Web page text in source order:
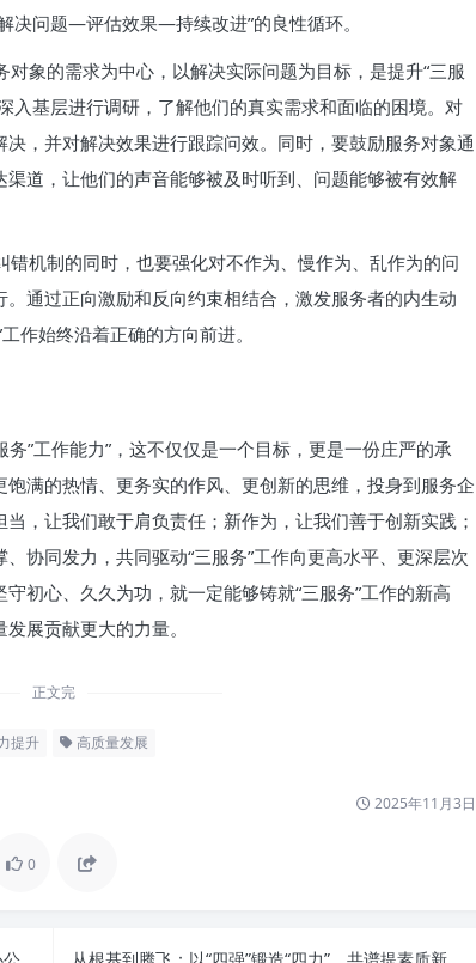
决问题—评估效果—持续改进”的良性循环。
象的需求为中心，以解决实际问题为目标，是提升“三服
入基层进行调研，了解他们的真实需求和面临的困境。对
，并对解决效果进行跟踪问效。同时，要鼓励服务对象通
道，让他们的声音能够被及时听到、问题能够被有效解
机制的同时，也要强化对不作为、慢作为、乱作为的问
通过正向激励和反向约束相结合，激发服务者的内生动
作始终沿着正确的方向前进。
”工作能力”，这不仅仅是一个目标，更是一份庄严的承
满的热情、更务实的作风、更创新的思维，投身到服务企
，让我们敢于肩负责任；新作为，让我们善于创新实践；
协同发力，共同驱动“三服务”工作向更高水平、更深层次
初心、久久为功，就一定能够铸就“三服务”工作的新高
展贡献更大的力量。
正文完
提升 高质量发展
2025年11月3日
0